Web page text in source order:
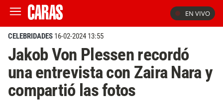
EN VIVO
CELEBRIDADES 16-02-2024 13:55
Jakob Von Plessen recordó
una entrevista con Zaira Nara y
compartió las fotos